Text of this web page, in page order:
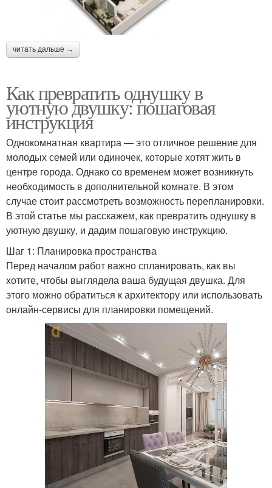
читать дальше →
Как превратить однушку в
уютную двушку: пошаговая
инструкция
Однокомнатная квартира — это отличное решение для
молодых семей или одиночек, которые хотят жить в
центре города. Однако со временем может возникнуть
необходимость в дополнительной комнате. В этом
случае стоит рассмотреть возможность перепланировки.
В этой статье мы расскажем, как превратить однушку в
уютную двушку, и дадим пошаговую инструкцию.
Шаг 1: Планировка пространства
Перед началом работ важно спланировать, как вы
хотите, чтобы выглядела ваша будущая двушка. Для
этого можно обратиться к архитектору или использовать
онлайн-сервисы для планировки помещений.